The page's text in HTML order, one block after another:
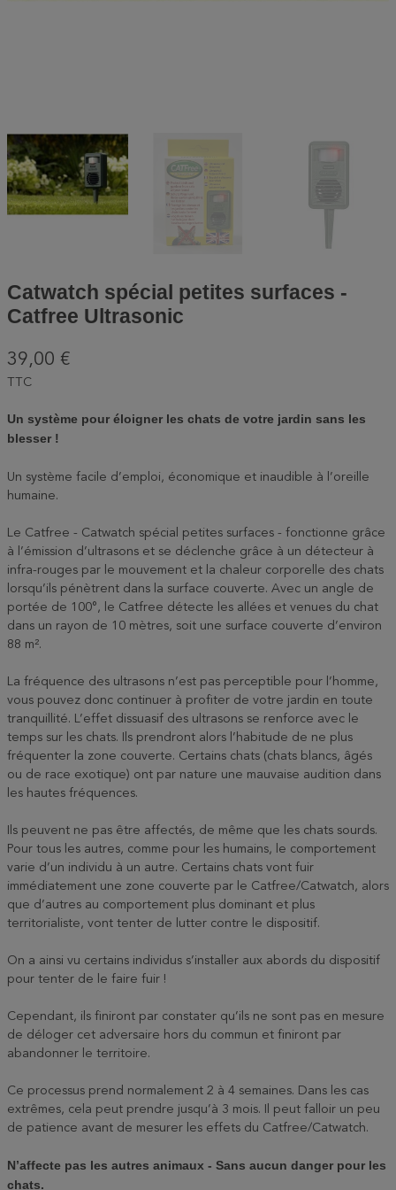
Catwatch spécial petites surfaces -
Catfree Ultrasonic
39,00 €
TTC
Un système pour éloigner les chats de votre jardin sans les
blesser !
Un système facile d’emploi, économique et inaudible à l’oreille
humaine.
Le Catfree - Catwatch spécial petites surfaces - fonctionne grâce
à l’émission d’ultrasons et se déclenche grâce à un détecteur à
infra-rouges par le mouvement et la chaleur corporelle des chats
lorsqu’ils pénètrent dans la surface couverte. Avec un angle de
portée de 100°, le Catfree détecte les allées et venues du chat
dans un rayon de 10 mètres, soit une surface couverte d’environ
88 m².
La fréquence des ultrasons n’est pas perceptible pour l’homme,
vous pouvez donc continuer à profiter de votre jardin en toute
tranquillité. L’effet dissuasif des ultrasons se renforce avec le
temps sur les chats. Ils prendront alors l’habitude de ne plus
fréquenter la zone couverte. Certains chats (chats blancs, âgés
ou de race exotique) ont par nature une mauvaise audition dans
les hautes fréquences.
Ils peuvent ne pas être affectés, de même que les chats sourds.
Pour tous les autres, comme pour les humains, le comportement
varie d’un individu à un autre. Certains chats vont fuir
immédiatement une zone couverte par le Catfree/Catwatch, alors
que d’autres au comportement plus dominant et plus
territorialiste, vont tenter de lutter contre le dispositif.
On a ainsi vu certains individus s’installer aux abords du dispositif
pour tenter de le faire fuir !
Cependant, ils finiront par constater qu’ils ne sont pas en mesure
de déloger cet adversaire hors du commun et finiront par
abandonner le territoire.
Ce processus prend normalement 2 à 4 semaines. Dans les cas
extrêmes, cela peut prendre jusqu’à 3 mois. Il peut falloir un peu
de patience avant de mesurer les effets du Catfree/Catwatch.
N’affecte pas les autres animaux - Sans aucun danger pour les
chats.